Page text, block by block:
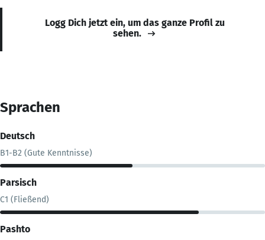
Logg Dich jetzt ein, um das ganze Profil zu
sehen.
Sprachen
Deutsch
B1-B2 (Gute Kenntnisse)
Parsisch
C1 (Fließend)
Pashto